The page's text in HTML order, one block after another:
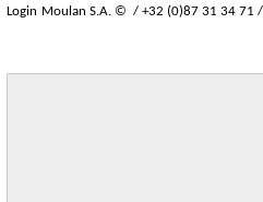
Login Moulan S.A. © / +32 (0)87 31 34 71 /